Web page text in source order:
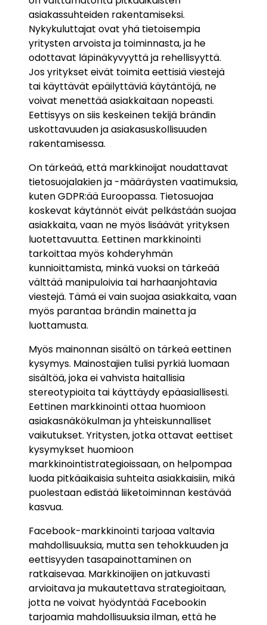
asiakassuhteiden rakentamiseksi.
Nykykuluttajat ovat yhä tietoisempia
yritysten arvoista ja toiminnasta, ja he
odottavat läpinäkyvyyttä ja rehellisyyttä.
Jos yritykset eivät toimita eettisiä viestejä
tai käyttävät epäilyttäviä käytäntöjä, ne
voivat menettää asiakkaitaan nopeasti.
Eettisyys on siis keskeinen tekijä brändin
uskottavuuden ja asiakasuskollisuuden
rakentamisessa.
On tärkeää, että markkinoijat noudattavat
tietosuojalakien ja -määräysten vaatimuksia,
kuten GDPR:ää Euroopassa. Tietosuojaa
koskevat käytännöt eivät pelkästään suojaa
asiakkaita, vaan ne myös lisäävät yrityksen
luotettavuutta. Eettinen markkinointi
tarkoittaa myös kohderyhmän
kunnioittamista, minkä vuoksi on tärkeää
välttää manipuloivia tai harhaanjohtavia
viestejä. Tämä ei vain suojaa asiakkaita, vaan
myös parantaa brändin mainetta ja
luottamusta.
Myös mainonnan sisältö on tärkeä eettinen
kysymys. Mainostajien tulisi pyrkiä luomaan
sisältöä, joka ei vahvista haitallisia
stereotypioita tai käyttäydy epäasiallisesti.
Eettinen markkinointi ottaa huomioon
asiakasnäkökulman ja yhteiskunnalliset
vaikutukset. Yritysten, jotka ottavat eettiset
kysymykset huomioon
markkinointistrategioissaan, on helpompaa
luoda pitkäaikaisia suhteita asiakkaisiin, mikä
puolestaan edistää liiketoiminnan kestävää
kasvua.
Facebook-markkinointi tarjoaa valtavia
mahdollisuuksia, mutta sen tehokkuuden ja
eettisyyden tasapainottaminen on
ratkaisevaa. Markkinoijien on jatkuvasti
arvioitava ja mukautettava strategioitaan,
jotta ne voivat hyödyntää Facebookin
tarjoamia mahdollisuuksia ilman, että he